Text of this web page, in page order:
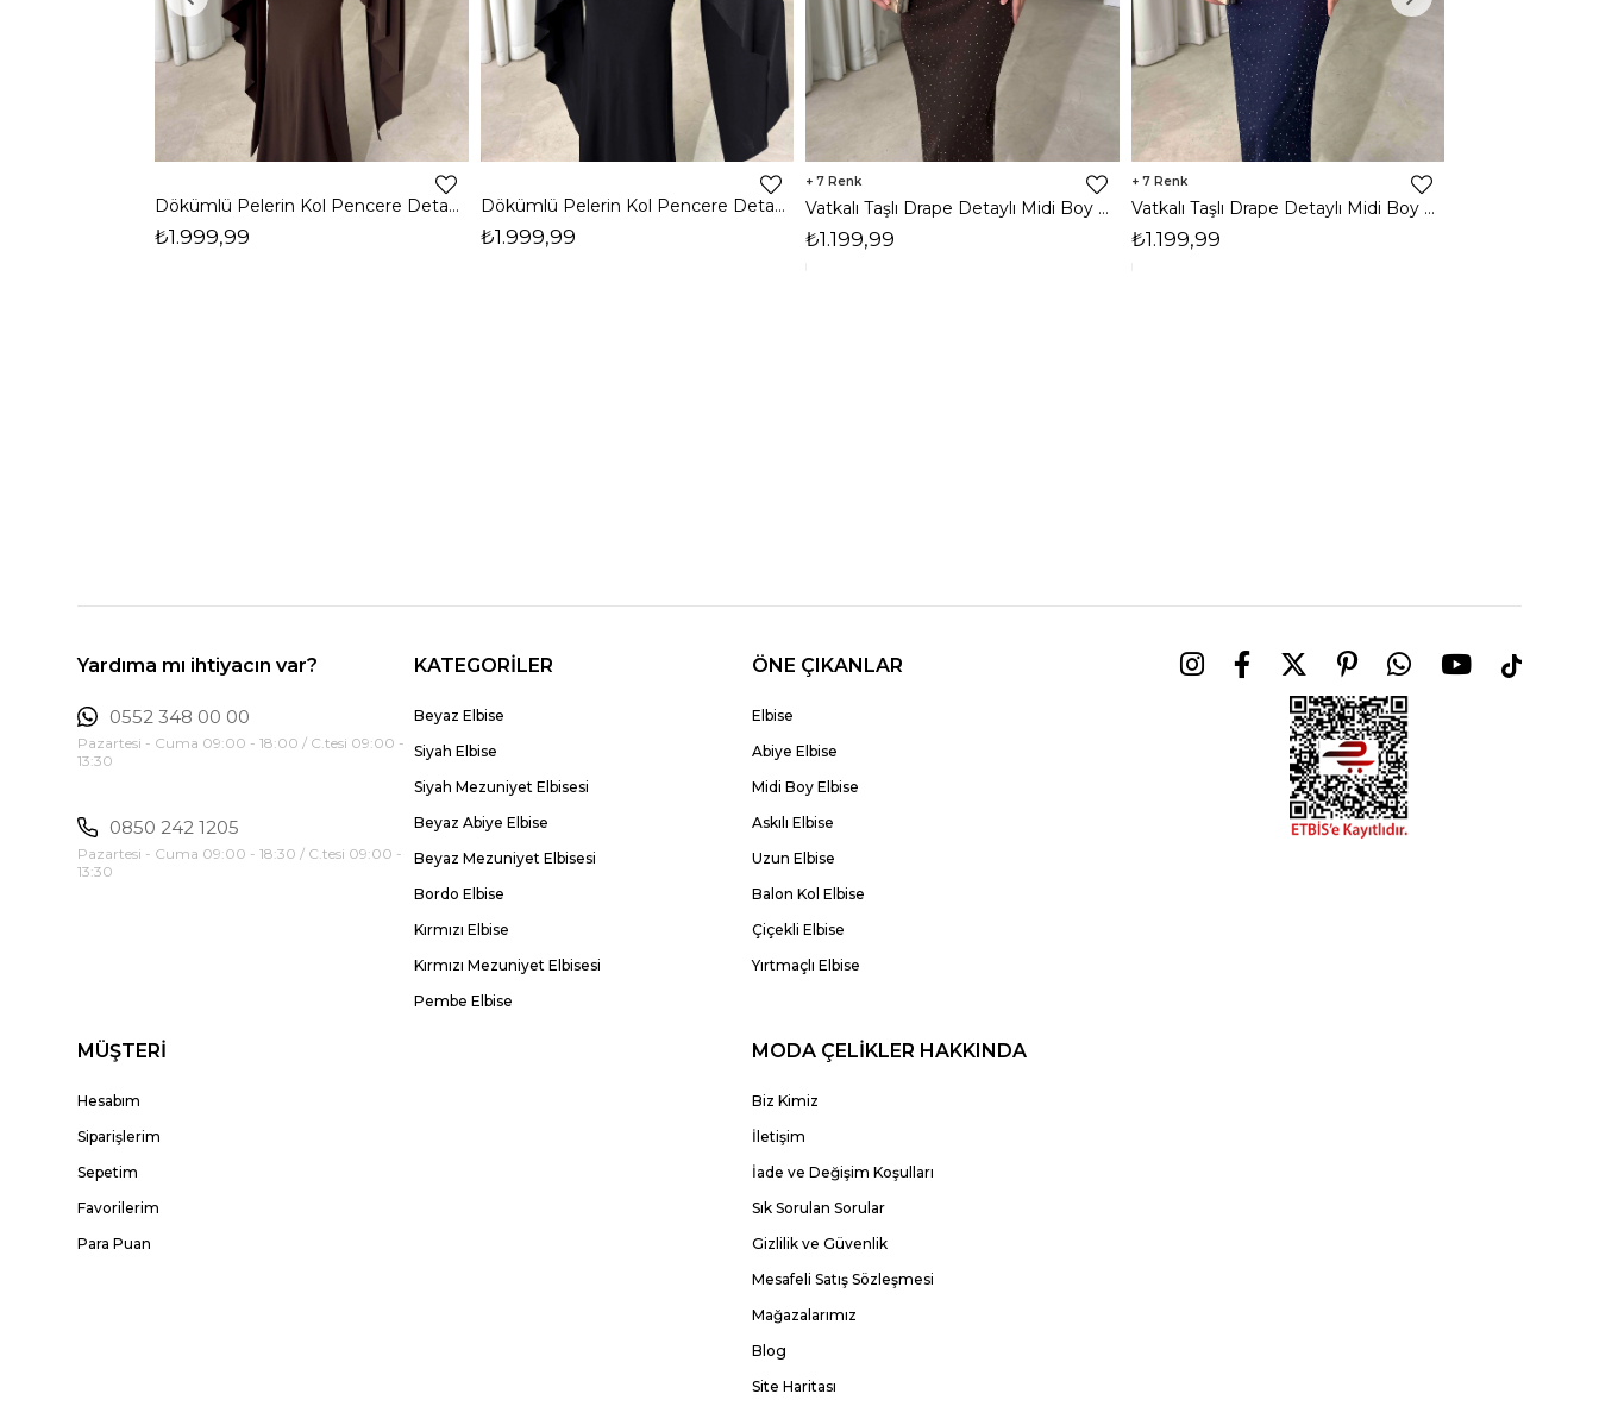
Dökümlü Pelerin Kol Pencere Detaylı Maxi Kahverengi Arlev Kadın Elbise 26Y511
₺1.999,99
Dökümlü Pelerin Kol Pencere Detaylı Maxi Siyah Arlev Kadın Elbise 26Y511
₺1.999,99
7
Vatkalı Taşlı Drape Detaylı Midi Boy Kahverengi Jesep Kadın Elbise 26Y282
₺1.199,99
7
Vatkalı Taşlı Drape Detaylı Midi Boy Lacivert Jesep Kadın Elbise 26Y282
₺1.199,99
Yardıma mı ihtiyacın var?
0552 348 00 00
Pazartesi - Cuma 09:00 - 18:00 / C.tesi 09:00 -
13:30
0850 242 1205
Pazartesi - Cuma 09:00 - 18:30 / C.tesi 09:00 -
13:30
KATEGORİLER
Beyaz Elbise
Siyah Elbise
Siyah Mezuniyet Elbisesi
Beyaz Abiye Elbise
Beyaz Mezuniyet Elbisesi
Bordo Elbise
Kırmızı Elbise
Kırmızı Mezuniyet Elbisesi
Pembe Elbise
ÖNE ÇIKANLAR
Elbise
Abiye Elbise
Midi Boy Elbise
Askılı Elbise
Uzun Elbise
Balon Kol Elbise
Çiçekli Elbise
Yırtmaçlı Elbise
MÜŞTERİ
Hesabım
Siparişlerim
Sepetim
Favorilerim
Para Puan
MODA ÇELİKLER HAKKINDA
Biz Kimiz
İletişim
İade ve Değişim Koşulları
Sık Sorulan Sorular
Gizlilik ve Güvenlik
Mesafeli Satış Sözleşmesi
Mağazalarımız
Blog
Site Haritası